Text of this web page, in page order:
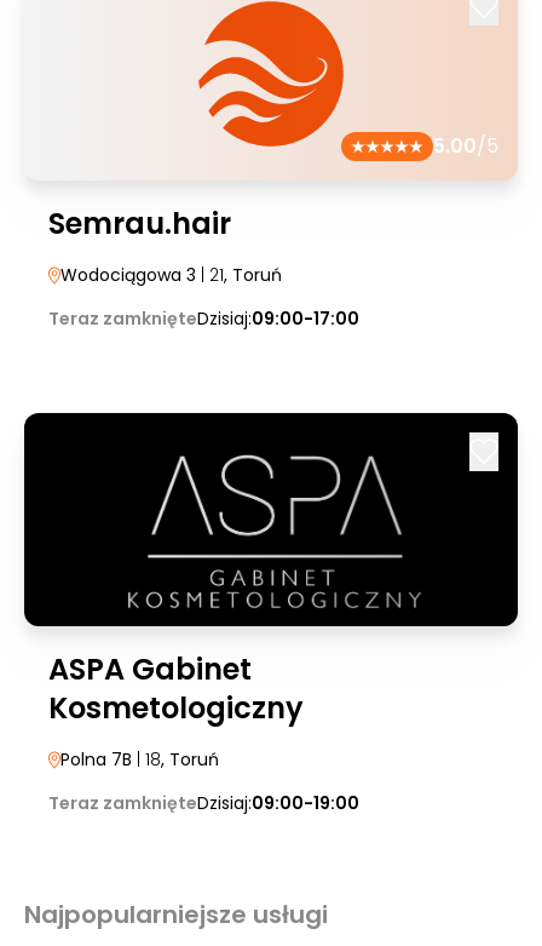
5.00/5
Semrau.hair
Wodociągowa 3 | 21, Toruń
Teraz zamknięteDzisiaj:09:00-17:00
ASPA Gabinet
Kosmetologiczny
Polna 7B | 18, Toruń
Teraz zamknięteDzisiaj:09:00-19:00
Najpopularniejsze usługi